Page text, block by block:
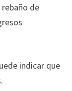
rebaño de
indicar que